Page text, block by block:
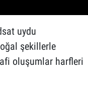
uydu
şekillerle
oluşumlar harfleri